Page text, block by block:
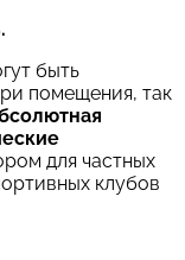
быть
помещения, так
для частных
клубов